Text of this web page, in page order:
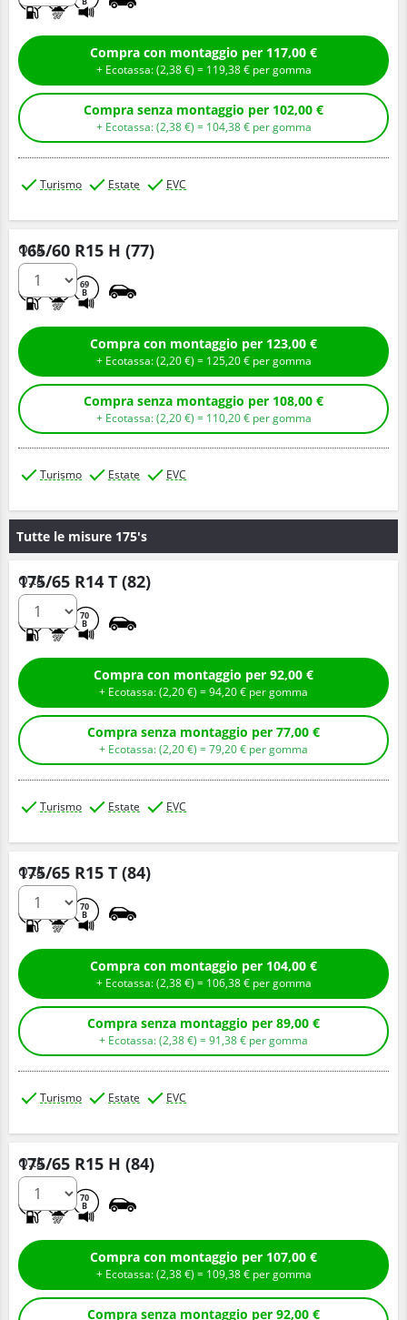
Compra con montaggio per 117,00 €
+ Ecotassa: (2,38€ ) = 119,38€ per gomma
Compra senza montaggio per 102,00 €
+ Ecotassa: (2,38€ ) = 104,38€ per gomma
Turismo Estate EVC
165/60 R15 H (77)
69
B
Q.tà
Compra con montaggio per 123,00 €
+ Ecotassa: (2,20€ ) = 125,20€ per gomma
Compra senza montaggio per 108,00 €
+ Ecotassa: (2,20€ ) = 110,20€ per gomma
Turismo Estate EVC
Tutte le misure 175's
175/65 R14 T (82)
70
B
Q.tà
Compra con montaggio per 92,00 €
+ Ecotassa: (2,20€ ) =94,20€ per gomma
Compra senza montaggio per 77,00 €
+ Ecotassa: (2,20€ ) =79,20€ per gomma
Turismo Estate EVC
175/65 R15 T (84)
70
B
Q.tà
Compra con montaggio per 104,00 €
+ Ecotassa: (2,38€ ) = 106,38€ per gomma
Compra senza montaggio per 89,00 €
+ Ecotassa: (2,38€ ) =91,38€ per gomma
Turismo Estate EVC
175/65 R15 H (84)
70
B
Q.tà
Compra con montaggio per 107,00 €
+ Ecotassa: (2,38€ ) = 109,38€ per gomma
Compra senza montaggio per 92,00 €